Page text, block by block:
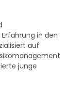
in den
auf
junge